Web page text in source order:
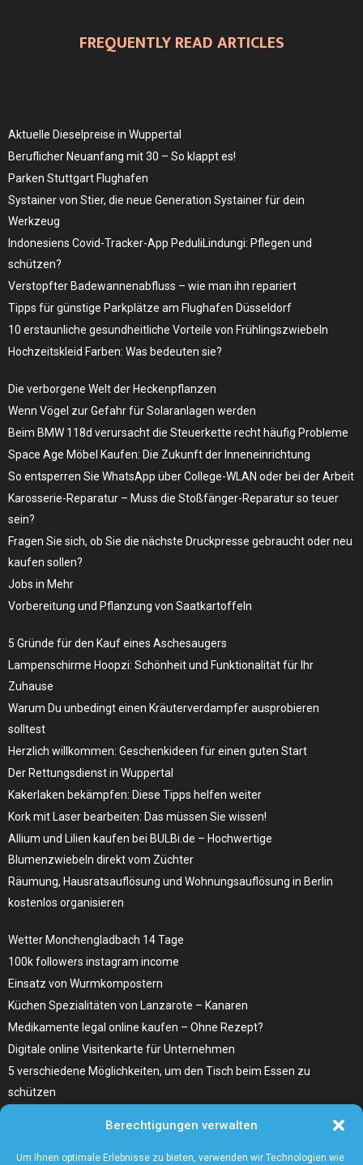
Berechtigungen verwalten
Um Ihnen optimale Erlebnisse zu bieten, verwenden wir Technologien wie
FREQUENTLY READ ARTICLES
Aktuelle Dieselpreise in Wuppertal
Beruflicher Neuanfang mit 30 – So klappt es!
Parken Stuttgart Flughafen
Systainer von Stier, die neue Generation Systainer für dein
Werkzeug
Indonesiens Covid-Tracker-App PeduliLindungi: Pflegen und
schützen?
Verstopfter Badewannenabfluss – wie man ihn repariert
Tipps für günstige Parkplätze am Flughafen Düsseldorf
10 erstaunliche gesundheitliche Vorteile von Frühlingszwiebeln
Hochzeitskleid Farben: Was bedeuten sie?
Die verborgene Welt der Heckenpflanzen
Wenn Vögel zur Gefahr für Solaranlagen werden
Beim BMW 118d verursacht die Steuerkette recht häufig Probleme
Space Age Möbel Kaufen: Die Zukunft der Inneneinrichtung
So entsperren Sie WhatsApp über College-WLAN oder bei der Arbeit
Karosserie-Reparatur – Muss die Stoßfänger-Reparatur so teuer
sein?
Fragen Sie sich, ob Sie die nächste Druckpresse gebraucht oder neu
kaufen sollen?
Jobs in Mehr
Vorbereitung und Pflanzung von Saatkartoffeln
5 Gründe für den Kauf eines Aschesaugers
Lampenschirme Hoopzi: Schönheit und Funktionalität für Ihr
Zuhause
Warum Du unbedingt einen Kräuterverdampfer ausprobieren
solltest
Herzlich willkommen: Geschenkideen für einen guten Start
Der Rettungsdienst in Wuppertal
Kakerlaken bekämpfen: Diese Tipps helfen weiter
Kork mit Laser bearbeiten: Das müssen Sie wissen!
Allium und Lilien kaufen bei BULBi.de – Hochwertige
Blumenzwiebeln direkt vom Züchter
Räumung, Hausratsauflösung und Wohnungsauflösung in Berlin
kostenlos organisieren
Wetter Monchengladbach 14 Tage
100k followers instagram income
Einsatz von Wurmkompostern
Küchen Spezialitäten von Lanzarote – Kanaren
Medikamente legal online kaufen – Ohne Rezept?
Digitale online Visitenkarte für Unternehmen
5 verschiedene Möglichkeiten, um den Tisch beim Essen zu
schützen
Wählen Sie den richtigen Fleischzuschnitt, wie zum Beispiel
Hochrippe vom Rind für Ihr Gericht